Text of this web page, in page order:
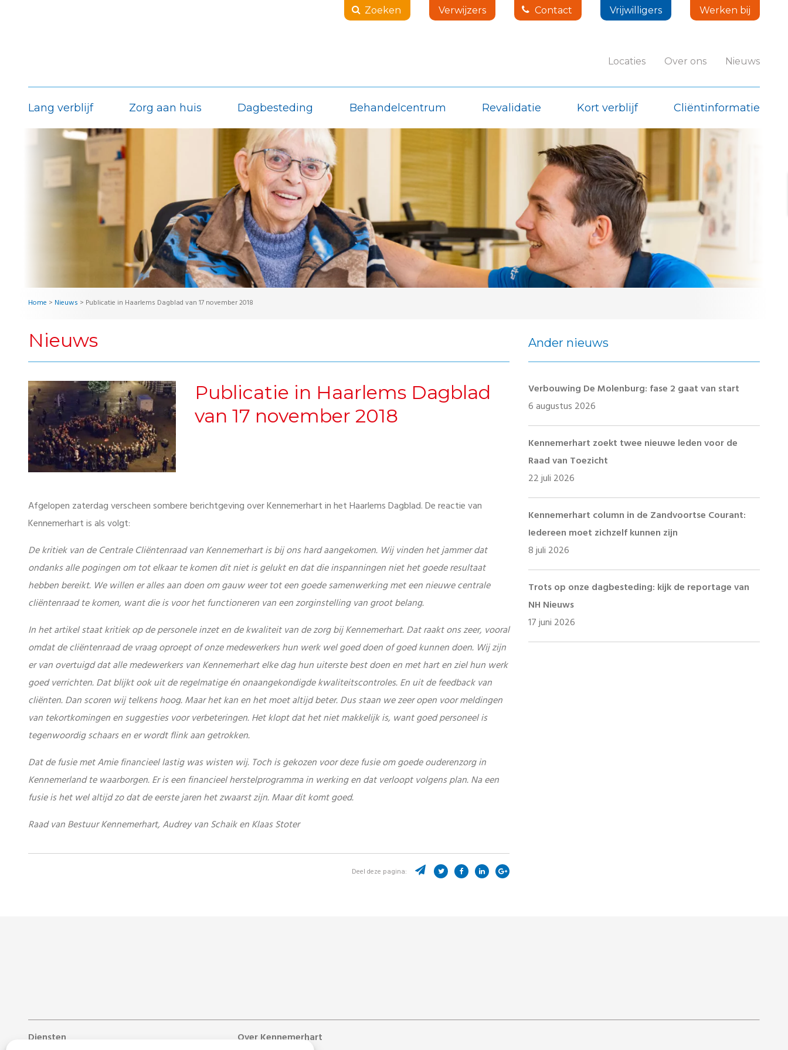
Zoeken Verwijzers Contact Vrijwilligers Werken bij
Locaties Over ons Nieuws
Lang verblijf Zorg aan huis Dagbesteding Behandelcentrum Revalidatie Kort verblijf Cliëntinformatie
Home > Nieuws > Publicatie in Haarlems Dagblad van 17 november 2018
Nieuws
Publicatie in Haarlems Dagblad
van 17 november 2018
Afgelopen zaterdag verscheen sombere berichtgeving over Kennemerhart in het Haarlems Dagblad. De reactie van
Kennemerhart is als volgt:
De kritiek van de Centrale Cliëntenraad van Kennemerhart is bij ons hard aangekomen. Wij vinden het jammer dat
ondanks alle pogingen om tot elkaar te komen dit niet is gelukt en dat die inspanningen niet het goede resultaat
hebben bereikt. We willen er alles aan doen om gauw weer tot een goede samenwerking met een nieuwe centrale
cliëntenraad te komen, want die is voor het functioneren van een zorginstelling van groot belang.
In het artikel staat kritiek op de personele inzet en de kwaliteit van de zorg bij Kennemerhart. Dat raakt ons zeer, vooral
omdat de cliëntenraad de vraag oproept of onze medewerkers hun werk wel goed doen of goed kunnen doen. Wij zijn
er van overtuigd dat alle medewerkers van Kennemerhart elke dag hun uiterste best doen en met hart en ziel hun werk
goed verrichten. Dat blijkt ook uit de regelmatige én onaangekondigde kwaliteitscontroles. En uit de feedback van
cliënten. Dan scoren wij telkens hoog. Maar het kan en het moet altijd beter. Dus staan we zeer open voor meldingen
van tekortkomingen en suggesties voor verbeteringen. Het klopt dat het niet makkelijk is, want goed personeel is
tegenwoordig schaars en er wordt flink aan getrokken.
Dat de fusie met Amie financieel lastig was wisten wij. Toch is gekozen voor deze fusie om goede ouderenzorg in
Kennemerland te waarborgen. Er is een financieel herstelprogramma in werking en dat verloopt volgens plan. Na een
fusie is het wel altijd zo dat de eerste jaren het zwaarst zijn. Maar dit komt goed.
Raad van Bestuur Kennemerhart, Audrey van Schaik en Klaas Stoter
Deel deze pagina:
Ander nieuws
Verbouwing De Molenburg: fase 2 gaat van start
6 augustus 2026
Kennemerhart zoekt twee nieuwe leden voor de
Raad van Toezicht
22 juli 2026
Kennemerhart column in de Zandvoortse Courant:
Iedereen moet zichzelf kunnen zijn
8 juli 2026
Trots op onze dagbesteding: kijk de reportage van
NH Nieuws
17 juni 2026
Diensten
Over Kennemerhart